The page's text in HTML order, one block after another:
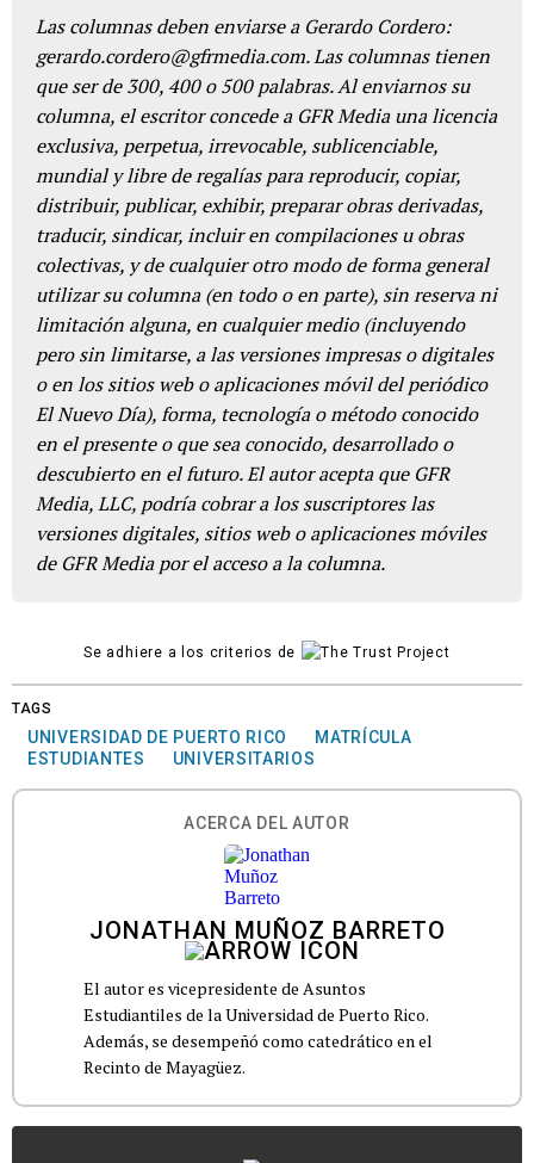
Las columnas deben enviarse a Gerardo Cordero:
gerardo.cordero@gfrmedia.com. Las columnas tienen
que ser de 300, 400 o 500 palabras. Al enviarnos su
columna, el escritor concede a GFR Media una licencia
exclusiva, perpetua, irrevocable, sublicenciable,
mundial y libre de regalías para reproducir, copiar,
distribuir, publicar, exhibir, preparar obras derivadas,
traducir, sindicar, incluir en compilaciones u obras
colectivas, y de cualquier otro modo de forma general
utilizar su columna (en todo o en parte), sin reserva ni
limitación alguna, en cualquier medio (incluyendo
pero sin limitarse, a las versiones impresas o digitales
o en los sitios web o aplicaciones móvil del periódico
El Nuevo Día), forma, tecnología o método conocido
en el presente o que sea conocido, desarrollado o
descubierto en el futuro. El autor acepta que GFR
Media, LLC, podría cobrar a los suscriptores las
versiones digitales, sitios web o aplicaciones móviles
de GFR Media por el acceso a la columna.
Se adhiere a los criterios de
TAGS
UNIVERSIDAD DE PUERTO RICO
MATRÍCULA
ESTUDIANTES
UNIVERSITARIOS
ACERCA DEL AUTOR
JONATHAN MUÑOZ BARRETO
El autor es vicepresidente de Asuntos
Estudiantiles de la Universidad de Puerto Rico.
Además, se desempeñó como catedrático en el
Recinto de Mayagüez.